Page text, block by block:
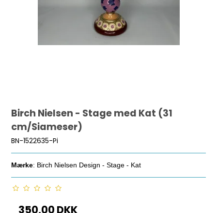
Birch Nielsen - Stage med Kat (31
cm/Siameser)
BN-1522635-Pi
Mærke: Birch Nielsen Design - Stage - Kat
350,00 DKK